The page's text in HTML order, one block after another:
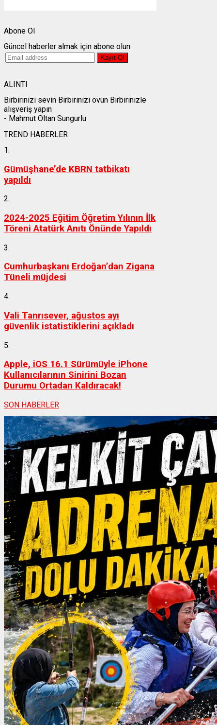
Abone Ol
Güncel haberler almak için abone olun
ALINTI
Birbirinizi sevin Birbirinizi övün Birbirinizle
alışveriş yapın
- Mahmut Oltan Sungurlu
TREND HABERLER
1.
Gümüşhane’de KBRN tatbikatı
yapıldı
2.
2024-2025 Eğitim Öğretim Yılının İlk
Töreni Atatürk Anıtı Önünde Yapıldı
3.
Cumhurbaşkanı Erdoğan’dan Zigana
Tüneli müjdesi
4.
Vali Tanrısever, ağustos ayı
güvenlik istatistiklerini açıkladı
5.
Apple, iOS 16.1 Sürümüyle iPhone
Kullanıcılarının Sinirini Bozan
Durumu Ortadan Kaldıracak!
SON HABERLER